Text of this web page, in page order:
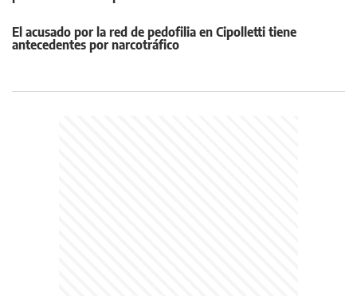
El acusado por la red de pedofilia en Cipolletti tiene
antecedentes por narcotráfico